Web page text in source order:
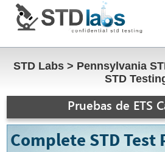
STD Labs > Pennsylvania
STD
Pruebas de ETS
Complete STD Test